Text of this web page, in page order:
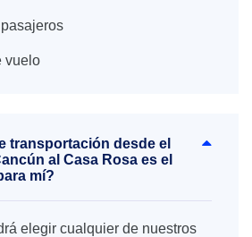
vuelo
transportación desde el
al Casa Rosa es el
mí?
elegir cualquier de nuestros